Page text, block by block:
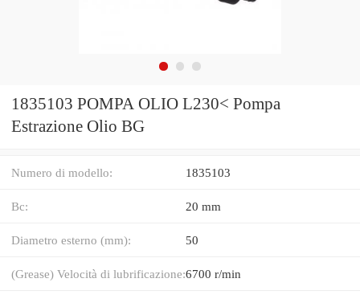
1835103 POMPA OLIO L230< Pompa
Estrazione Olio BG
Numero di modello: 1835103
Bc: 20 mm
Diametro esterno (mm): 50
(Grease) Velocità di lubrificazione:6700 r/min